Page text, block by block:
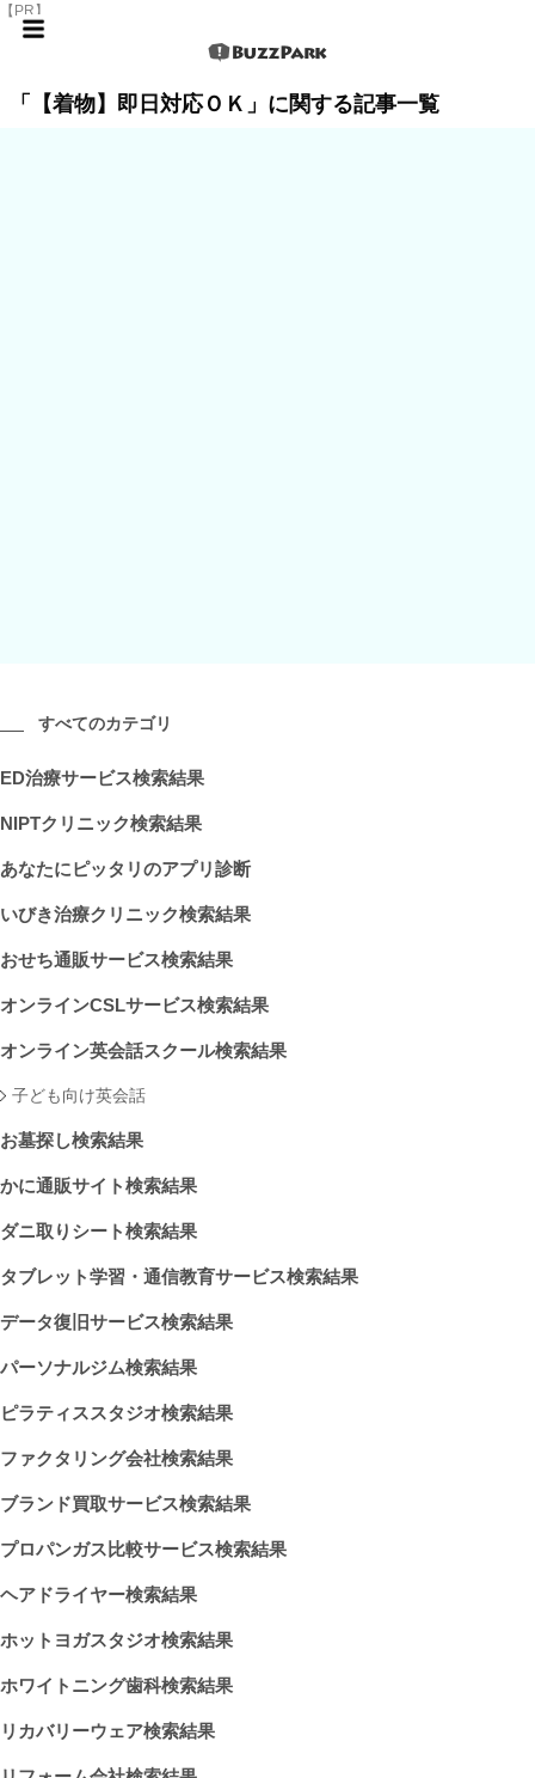
【PR】
「【着物】即日対応ＯＫ」に関する記事一覧
すべてのカテゴリ
ED治療サービス検索結果
NIPTクリニック検索結果
あなたにピッタリのアプリ診断
いびき治療クリニック検索結果
おせち通販サービス検索結果
オンラインCSLサービス検索結果
オンライン英会話スクール検索結果
子ども向け英会話
お墓探し検索結果
かに通販サイト検索結果
ダニ取りシート検索結果
タブレット学習・通信教育サービス検索結果
データ復旧サービス検索結果
パーソナルジム検索結果
ピラティススタジオ検索結果
ファクタリング会社検索結果
ブランド買取サービス検索結果
プロパンガス比較サービス検索結果
ヘアドライヤー検索結果
ホットヨガスタジオ検索結果
ホワイトニング歯科検索結果
リカバリーウェア検索結果